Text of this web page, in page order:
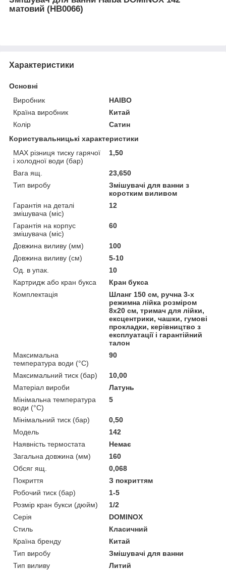
матовий (HB0066)
Характеристики
Основні
Виробник
HAIBO
Країна виробник
Китай
Колір
Сатин
Користувальницькі характеристики
MAX різниця тиску гарячої
і холодної води (бар)
1,50
Вага ящ.
23,650
Тип виробу
Змішувачі для ванни з
коротким виливом
Гарантія на деталі
змішувача (міс)
12
Гарантія на корпус
змішувача (міс)
60
Довжина виливу (мм)
100
Довжина виливу (см)
5-10
Од. в упак.
10
Картридж або кран букса
Кран букса
Комплектація
Шланг 150 см, ручна 3-х
режимна лійка розміром
8х20 см, тримач для лійки,
ексцентрики, чашки, гумові
прокладки, керівництво з
експлуатації і гарантійний
талон
Максимальна
температура води (°C)
90
Максимальний тиск (бар)
10,00
Матеріал вироби
Латунь
Мінімальна температура
води (°C)
5
Мінімальний тиск (бар)
0,50
Мoдель
142
Наявність термостата
Немає
Загальна довжина (мм)
160
Обсяг ящ.
0,068
Покриття
З покриттям
Робочий тиск (бар)
1-5
Розмір кран букси (дюйм)
1/2
Серія
DOMINOX
Стиль
Класичний
Країна бренду
Китай
Тип виробу
Змішувачі для ванни
Тип виливу
Литий